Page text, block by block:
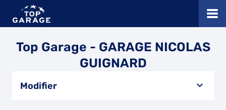
Top Garage - GARAGE NICOLAS
GUIGNARD
Modifier